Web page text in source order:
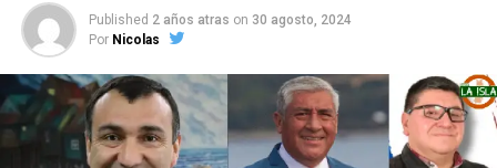
Published 2 años atras on 30 agosto, 2024
Por Nicolas